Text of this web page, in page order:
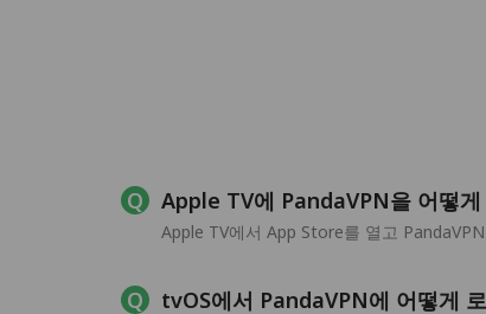
Apple TV에 PandaVPN을 어떻게
Apple TV에서 App Store를 열고
tvOS에서 PandaVPN에 어떻게